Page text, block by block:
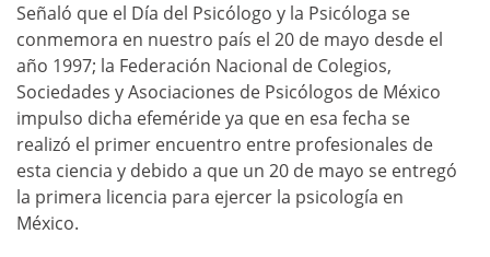
Señaló que el Día del Psicólogo y la Psicóloga se
conmemora en nuestro país el 20 de mayo desde el
año 1997; la Federación Nacional de Colegios,
Sociedades y Asociaciones de Psicólogos de México
impulso dicha efeméride ya que en esa fecha se
realizó el primer encuentro entre profesionales de
esta ciencia y debido a que un 20 de mayo se entregó
la primera licencia para ejercer la psicología en
México.